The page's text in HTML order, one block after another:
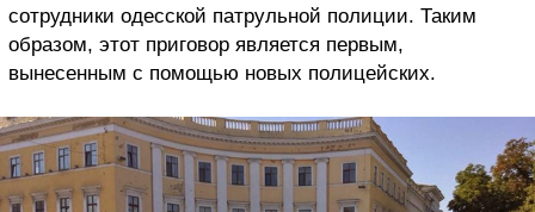
сотрудники одесской патрульной полиции. Таким
образом, этот приговор является первым,
вынесенным с помощью новых полицейских.